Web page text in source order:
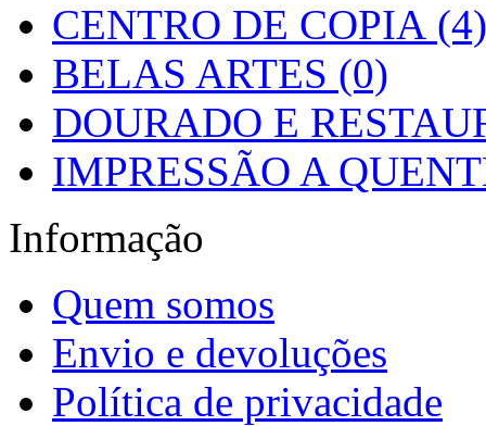
CENTRO DE COPIA (4)
BELAS ARTES (0)
DOURADO E
IMPRESSÃO A
Informação
Quem somos
Envio e devoluções
Política de privacidade